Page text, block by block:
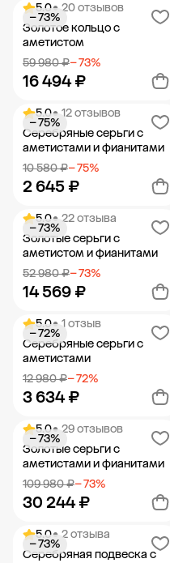
Добавить в корзину
5.0• 20 отзывов
Золотое кольцо с
аметистом
59 980 ₽− 73%
16 494 ₽
− 73%
Добавить в корзину
5.0• 12 отзывов
Серебряные серьги с
аметистами и фианитами
10 580 ₽− 75%
2 645 ₽
− 75%
Добавить в корзину
5.0• 22 отзыва
Золотые серьги с
аметистом и фианитами
52 980 ₽− 73%
14 569 ₽
− 73%
Добавить в корзину
5.0• 1 отзыв
Серебряные серьги с
аметистами
12 980 ₽− 72%
3 634 ₽
− 72%
Добавить в корзину
5.0• 29 отзывов
Золотые серьги с
аметистами и фианитами
109 980 ₽− 73%
30 244 ₽
− 73%
Добавить в корзину
5.0• 2 отзыва
Серебряная подвеска с
− 73%